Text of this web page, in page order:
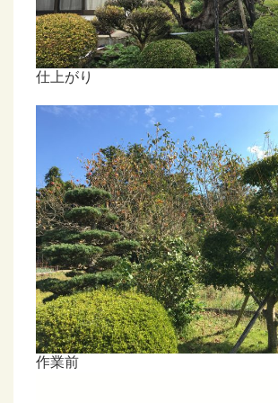
仕上がり
作業前